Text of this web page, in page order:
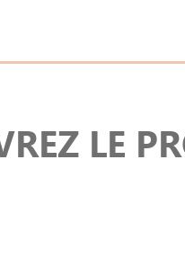
LE